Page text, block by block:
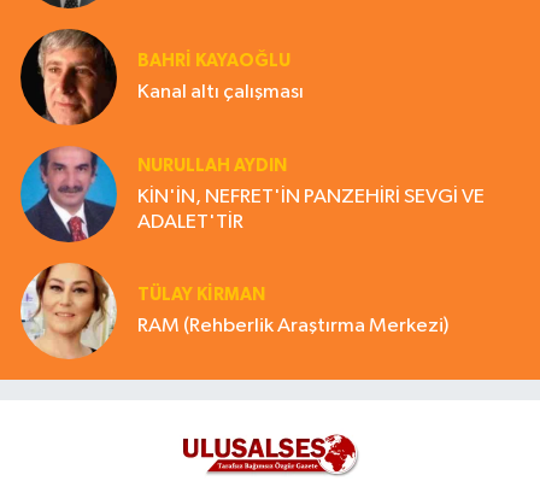
BAHRI KAYAOĞLU
Kanal altı çalışması
NURULLAH AYDIN
KİN'İN, NEFRET'İN PANZEHİRİ SEVGİ VE
ADALET'TİR
TÜLAY KİRMAN
RAM (Rehberlik Araştırma Merkezi)